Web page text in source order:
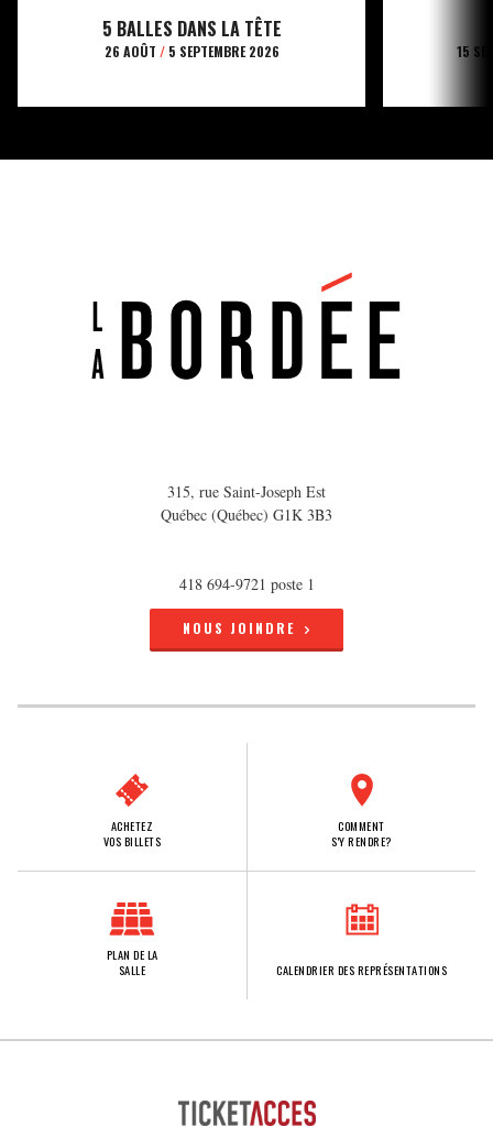
5 BALLES DANS LA TÊTE
26 AOÛT /5 SEPTEMBRE 2026 15
315, rue Saint-Joseph Est
Québec (Québec) G1K 3B3
418 694-9721 poste 1
NOUS JOINDRE
ACHETEZ
VOS BILLETS
COMMENT
S'Y RENDRE?
PLAN DE LA
SALLE
CALENDRIER DES REPRÉSENTATIONS